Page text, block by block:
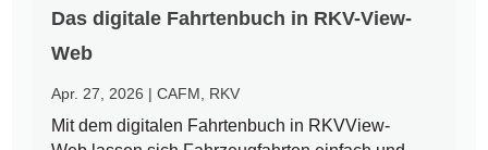
Das digitale Fahrtenbuch in RKV-View-
Web
Apr. 27, 2026 |CAFM RKV
Mit dem digitalen Fahrtenbuch in RKVView-